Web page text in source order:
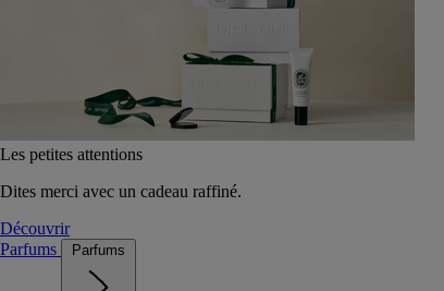
Les petites attentions
Dites merci avec un cadeau raffiné.
Découvrir
Parfums
Parfums